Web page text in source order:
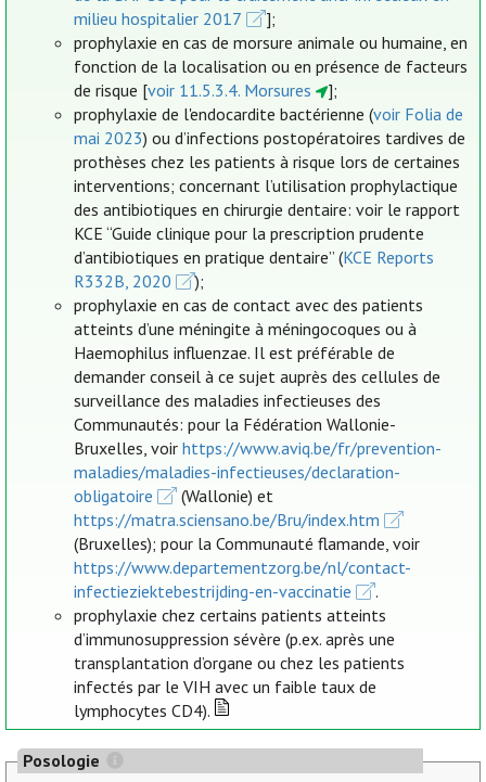
milieu hospitalier 2017
];
prophylaxie en cas de morsure animale ou humaine, en
fonction de la localisation ou en présence de facteurs
de risque [voir 11.5.3.4. Morsures
];
prophylaxie de l'endocardite bactérienne (voir Folia de
mai 2023) ou d’infections postopératoires tardives de
prothèses chez les patients à risque lors de certaines
interventions; concernant l’utilisation prophylactique
des antibiotiques en chirurgie dentaire: voir le rapport
KCE “Guide clinique pour la prescription prudente
d’antibiotiques en pratique dentaire” (KCE Reports
R332B, 2020
);
prophylaxie en cas de contact avec des patients
atteints d’une méningite à méningocoques ou à
Haemophilus influenzae. Il est préférable de
demander conseil à ce sujet auprès des cellules de
surveillance des maladies infectieuses des
Communautés: pour la Fédération Wallonie-
Bruxelles, voirhttps://www.aviq.be/fr/prevention-
maladies/maladies-infectieuses/declaration-
obligatoire
(Wallonie) et
https://matra.sciensano.be/Bru/index.htm
(Bruxelles); pour la Communauté flamande, voir
https://www.departementzorg.be/nl/contact-
infectieziektebestrijding-en-vaccinatie
.
prophylaxie chez certains patients atteints
d’immunosuppression sévère (p.ex. après une
transplantation d’organe ou chez les patients
infectés par le VIH avec un faible taux de
lymphocytes CD4).
Posologie